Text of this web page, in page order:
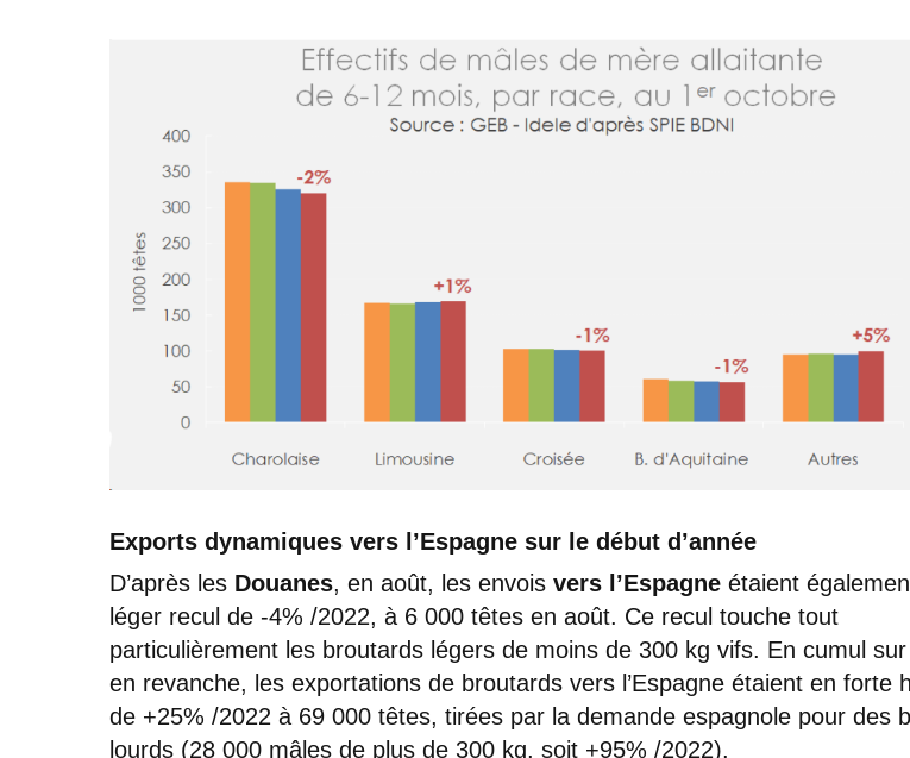
Exports dynamiques vers l’Espagne sur le début d’année
D’après les Douanes, en août, les envois vers l’Espagne étaient
léger recul de -4% /2022, à 6 000 têtes en août. Ce recul touche tout
particulièrement les broutards légers de moins de 300 kg vifs. En cumul
en revanche, les exportations de broutards vers l’Espagne étaient en forte
de +25% /2022 à 69 000 têtes, tirées par la demande espagnole pour des
lourds (28 000 mâles de plus de 300 kg, soit +95% /2022).